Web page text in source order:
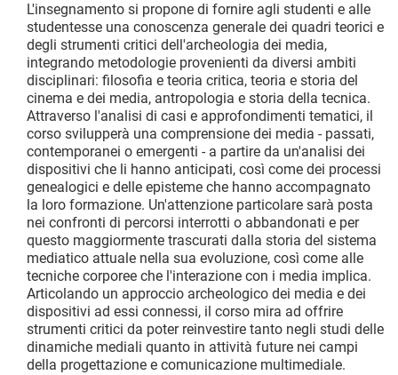
L'insegnamento si propone di fornire agli studenti e alle
studentesse una conoscenza generale dei quadri teorici e
degli strumenti critici dell'archeologia dei media,
integrando metodologie provenienti da diversi ambiti
disciplinari: filosofia e teoria critica, teoria e storia del
cinema e dei media, antropologia e storia della tecnica.
Attraverso l'analisi di casi e approfondimenti tematici, il
corso svilupperà una comprensione dei media - passati,
contemporanei o emergenti - a partire da un'analisi dei
dispositivi che li hanno anticipati, così come dei processi
genealogici e delle episteme che hanno accompagnato
la loro formazione. Un'attenzione particolare sarà posta
nei confronti di percorsi interrotti o abbandonati e per
questo maggiormente trascurati dalla storia del sistema
mediatico attuale nella sua evoluzione, così come alle
tecniche corporee che l'interazione con i media implica.
Articolando un approccio archeologico dei media e dei
dispositivi ad essi connessi, il corso mira ad offrire
strumenti critici da poter reinvestire tanto negli studi delle
dinamiche mediali quanto in attività future nei campi
della progettazione e comunicazione multimediale.